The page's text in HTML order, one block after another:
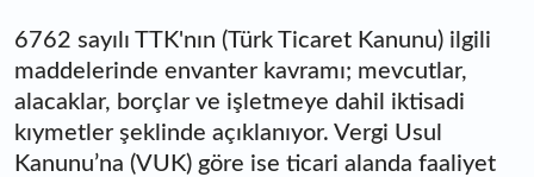
6762 sayılı TTK'nın (Türk Ticaret Kanunu) ilgili
maddelerinde envanter kavramı; mevcutlar,
alacaklar, borçlar ve işletmeye dahil iktisadi
kıymetler şeklinde açıklanıyor. Vergi Usul
Kanunu’na (VUK) göre ise ticari alanda faaliyet